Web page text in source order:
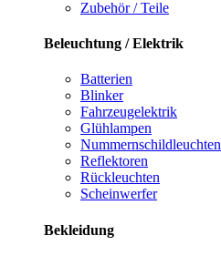
Zubehör / Teile
Beleuchtung / Elektrik
Batterien
Blinker
Fahrzeugelektrik
Glühlampen
Nummernschildleuchten
Reflektoren
Rückleuchten
Scheinwerfer
Bekleidung